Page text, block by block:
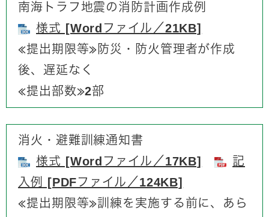
南海トラフ地震の消防計画作成例
様式 [Wordファイル／21KB]
≪提出期限等≫防災・防火管理者が作成
後、遅延なく
≪提出部数≫2部​
消火・避難訓練通知書
様式 [Wordファイル／17KB]
記
入例 [PDFファイル／124KB]
≪提出期限等≫訓練を実施する前に、あら